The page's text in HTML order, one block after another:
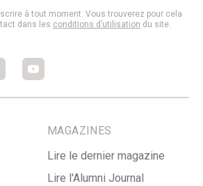
à tout moment. Vous trouverez pour cela
dans les conditions d’utilisation du site.
Facebook
MAGAZINES
Lire le dernier magazine
Lire l'Alumni Journal